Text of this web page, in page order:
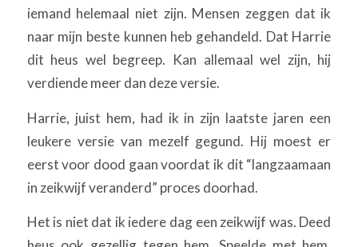
iemand helemaal niet zijn. Mensen zeggen dat ik
naar mijn beste kunnen heb gehandeld. Dat Harrie
dit heus wel begreep. Kan allemaal wel zijn, hij
verdiende meer dan deze versie.
Harrie, juist hem, had ik in zijn laatste jaren een
leukere versie van mezelf gegund. Hij moest er
eerst voor dood gaan voordat ik dit “langzaamaan
in zeikwijf veranderd” proces doorhad.
Het is niet dat ik iedere dag een zeikwijf was. Deed